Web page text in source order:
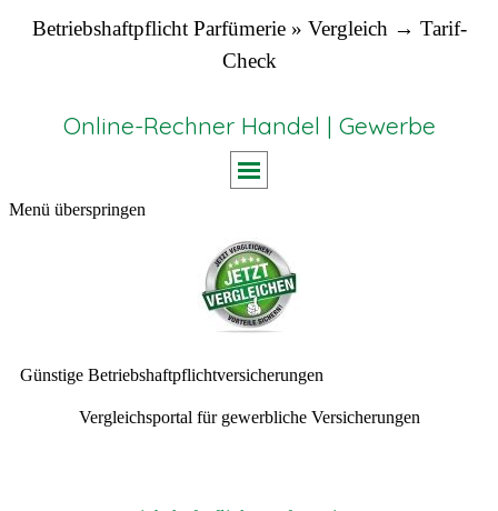
Betriebshaftpflicht Parfümerie » Vergleich → Tarif-
Check
Online-Rechner Handel | Gewerbe
Menü überspringen
Günstige Betriebshaftpflichtversicherungen
Vergleichsportal für gewerbliche Versicherungen